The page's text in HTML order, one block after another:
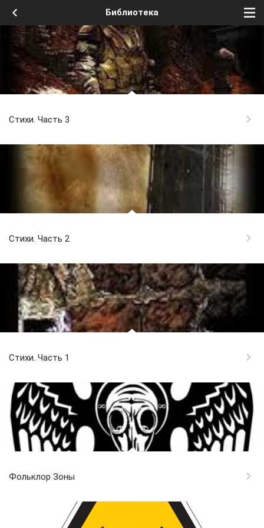
Библиотека
Стихи. Часть 3
Стихи. Часть 2
Стихи. Часть 1
Фольклор Зоны